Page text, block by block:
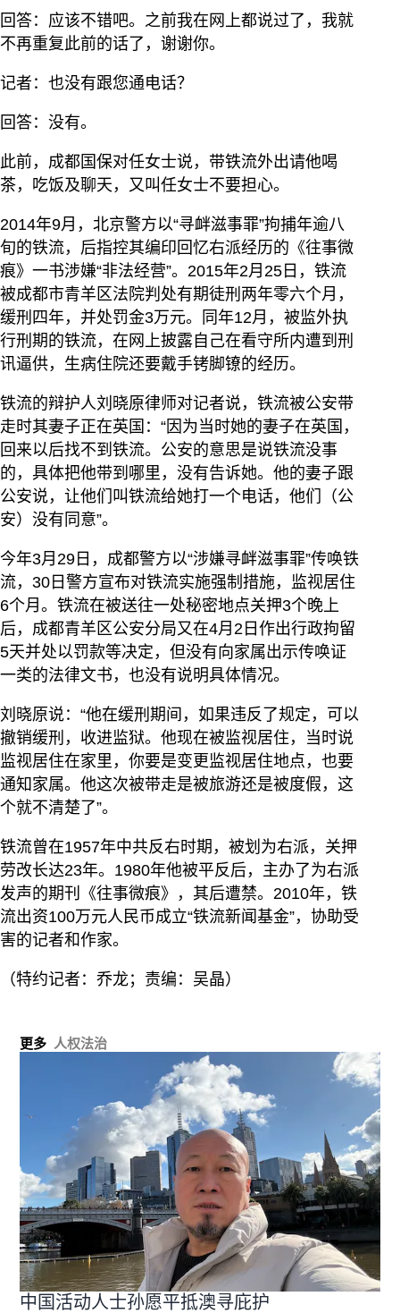
回答：应该不错吧。之前我在网上都说过了，我就
不再重复此前的话了，谢谢你。
记者：也没有跟您通电话？
回答：没有。
此前，成都国保对任女士说，带铁流外出请他喝
茶，吃饭及聊天，又叫任女士不要担心。
2014年9月，北京警方以“寻衅滋事罪”拘捕年逾八
旬的铁流，后指控其编印回忆右派经历的《往事微
痕》一书涉嫌“非法经营”。2015年2月25日，铁流
被成都市青羊区法院判处有期徒刑两年零六个月，
缓刑四年，并处罚金3万元。同年12月，被监外执
行刑期的铁流，在网上披露自己在看守所内遭到刑
讯逼供，生病住院还要戴手铐脚镣的经历。
铁流的辩护人刘晓原律师对记者说，铁流被公安带
走时其妻子正在英国：“因为当时她的妻子在英国，
回来以后找不到铁流。公安的意思是说铁流没事
的，具体把他带到哪里，没有告诉她。他的妻子跟
公安说，让他们叫铁流给她打一个电话，他们（公
安）没有同意”。
今年3月29日，成都警方以“涉嫌寻衅滋事罪”传唤铁
流，30日警方宣布对铁流实施强制措施，监视居住
6个月。铁流在被送往一处秘密地点关押3个晚上
后，成都青羊区公安分局又在4月2日作出行政拘留
5天并处以罚款等决定，但没有向家属出示传唤证
一类的法律文书，也没有说明具体情况。
刘晓原说：“他在缓刑期间，如果违反了规定，可以
撤销缓刑，收进监狱。他现在被监视居住，当时说
监视居住在家里，你要是变更监视居住地点，也要
通知家属。他这次被带走是被旅游还是被度假，这
个就不清楚了”。
铁流曾在1957年中共反右时期，被划为右派，关押
劳改长达23年。1980年他被平反后，主办了为右派
发声的期刊《往事微痕》，其后遭禁。2010年，铁
流出资100万元人民币成立“铁流新闻基金”，协助受
害的记者和作家。
（特约记者：乔龙；责编：吴晶）
更多 人权法治
中国活动人士孙愿平抵澳寻庇护